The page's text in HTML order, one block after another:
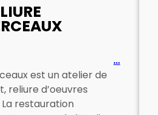
…
est un atelier de
reliure d’oeuvres
restauration